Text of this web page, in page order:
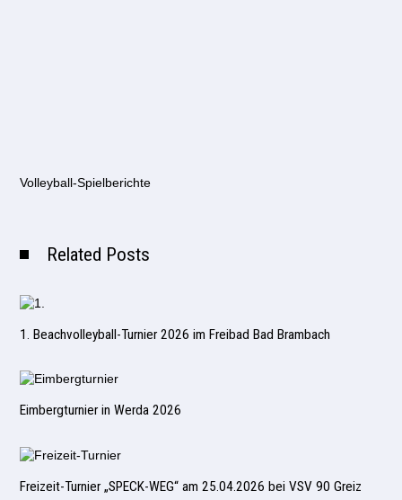
Volleyball-Spielberichte
Related Posts
1. Beachvolleyball-Turnier 2026 im Freibad Bad Brambach
Eimbergturnier in Werda 2026
Freizeit-Turnier „SPECK-WEG“ am 25.04.2026 bei VSV 90 Greiz